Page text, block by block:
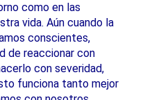
como en las
vida. Aún cuando la
conscientes,
de reaccionar con
con severidad,
funciona tanto mejor